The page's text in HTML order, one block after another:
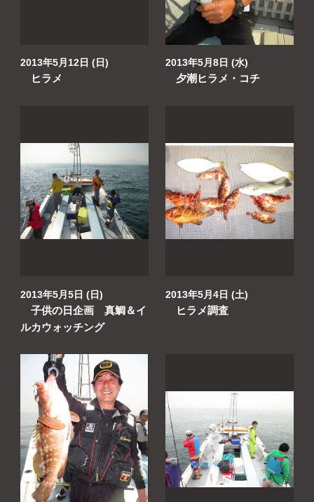
2013年5月12日 (日)
ヒラメ
2013年5月8日 (水)
夕潮ヒラメ・コチ
2013年5月5日 (日)
子供の日企画 真鯛＆イ
ルカウォッチング
2013年5月4日 (土)
ヒラメ調査